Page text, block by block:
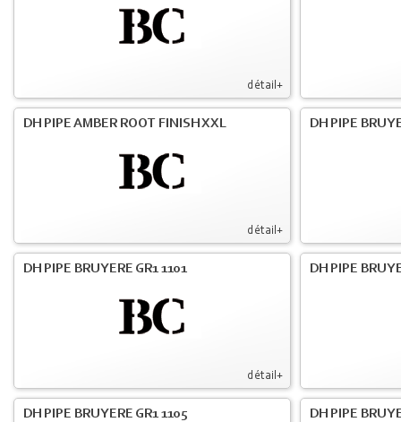
détail+
détail+
DH PIPE AMBER ROOT FINISH XXL DH PIPE
détail+
DH PIPE BRUYERE GR1 1101 DH PIPE
DH PIPE BRUYERE GR1 1105 DH PIPE